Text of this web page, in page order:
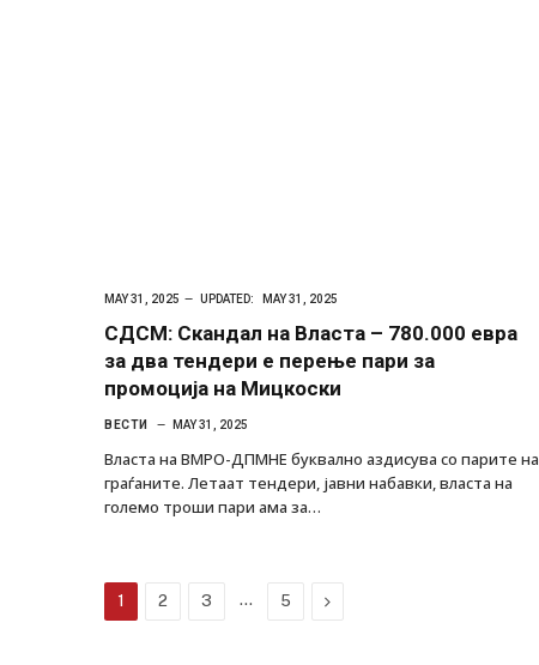
MAY 31, 2025 UPDATED: MAY 31, 2025
СДСМ: Скандал на Власта – 780.000 евра
за два тендери е перење пари за
промоција на Мицкоски
ВЕСТИ MAY 31, 2025
Власта на ВМРО-ДПМНЕ буквално аздисува со парите на
граѓаните. Летаат тендери, јавни набавки, власта на
големо троши пари ама за…
1 2 3 … 5 Next